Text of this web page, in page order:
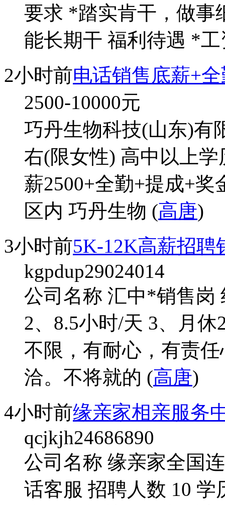
要求 *踏实肯干，做事
能长期干 福利待遇 *
2小时前电话销售底薪+
2500-10000元
巧丹生物科技(山东)有
右(限女性) 高中以上
薪2500+全勤+提成+
区内 巧丹生物 (高唐)
3小时前5K-12K高薪招聘
kgpdup29024014
公司名称 汇中*销售岗
2、8.5小时/天 3、月
不限，有耐心，有责
洽。不将就的 (高唐)
4小时前缘亲家相亲服务
qcjkjh24686890
公司名称 缘亲家全国
话客服 招聘人数 10 学